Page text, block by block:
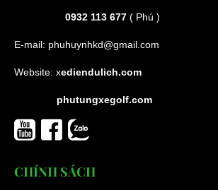
0932 113 677 ( Phú )
E-mail: phuhuynhkd@gmail.com
Website: xediendulich.com
phutungxegolf.com
CHÍNH SÁCH